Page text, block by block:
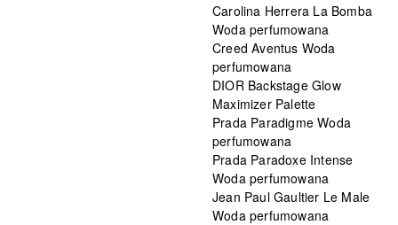
Carolina Herrera La Bomba
Woda perfumowana
Creed Aventus Woda
perfumowana
DIOR Backstage Glow
Maximizer Palette
Prada Paradigme Woda
perfumowana
Prada Paradoxe Intense
Woda perfumowana
Jean Paul Gaultier Le Male
Woda perfumowana